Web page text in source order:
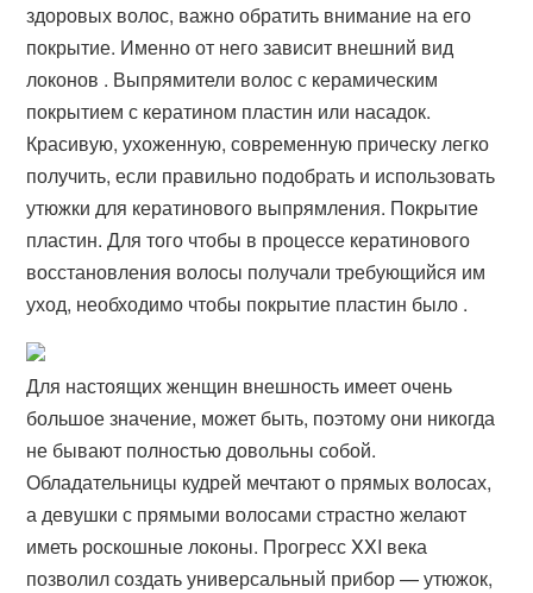
здоровых волос, важно обратить внимание на его
покрытие. Именно от него зависит внешний вид
локонов . Выпрямители волос с керамическим
покрытием с кератином пластин или насадок.
Красивую, ухоженную, современную прическу легко
получить, если правильно подобрать и использовать
утюжки для кератинового выпрямления. Покрытие
пластин. Для того чтобы в процессе кератинового
восстановления волосы получали требующийся им
уход, необходимо чтобы покрытие пластин было .
Для настоящих женщин внешность имеет очень
большое значение, может быть, поэтому они никогда
не бывают полностью довольны собой.
Обладательницы кудрей мечтают о прямых волосах,
а девушки с прямыми волосами страстно желают
иметь роскошные локоны. Прогресс XXI века
позволил создать универсальный прибор — утюжок,